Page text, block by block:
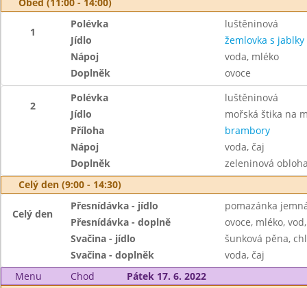
1
Polévka
luštěninová
Jídlo
žemlovka s
Nápoj
voda, mléko
Doplněk
ovoce
2
Polévka
luštěninová
Jídlo
mořská štika na
Příloha
brambory
Nápoj
voda, čaj
Doplněk
zeleninová
Celý den (9:00 - 14:30)
Celý den
Přesnídávka - jídlo
pomazánka
Přesnídávka - doplně
ovoce, mléko,
Svačina - jídlo
šunková pěna,
Svačina - doplněk
voda, čaj
Menu
Chod
Pátek 17. 6. 2022